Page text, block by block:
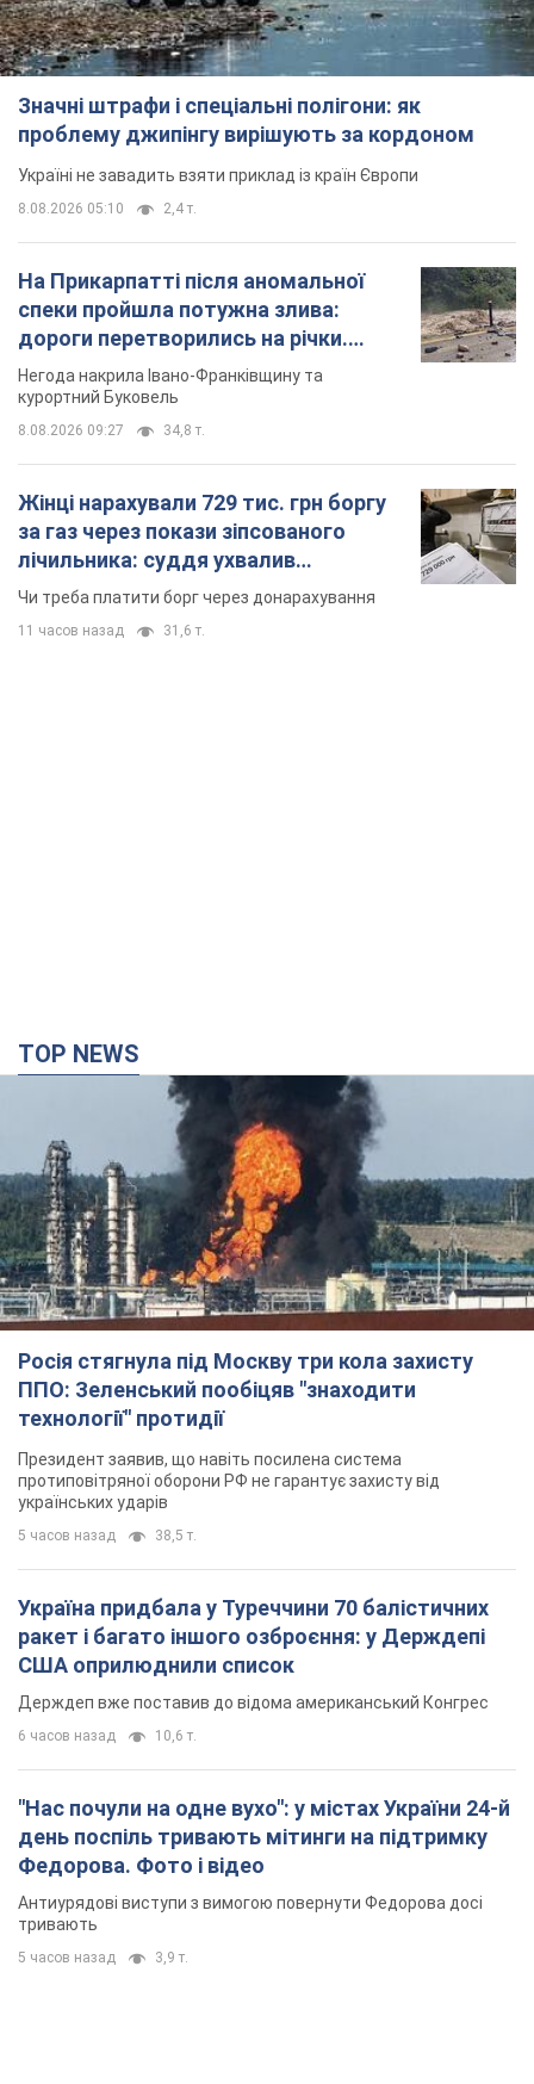
Значні штрафи і спеціальні полігони: як
проблему джипінгу вирішують за кордоном
Україні не завадить взяти приклад із країн Європи
8.08.2026 05:10 2,4 т.
На Прикарпатті після аномальної
спеки пройшла потужна злива:
дороги перетворились на річки.
Відео
Негода накрила Івано-Франківщину та
курортний Буковель
8.08.2026 09:27 34,8 т.
Жінці нарахували 729 тис. грн боргу
за газ через покази зіпсованого
лічильника: суддя ухвалив
неочікуване рішення
Чи треба платити борг через донарахування
11 часов назад 31,6 т.
TOP NEWS
Росія стягнула під Москву три кола захисту
ППО: Зеленський пообіцяв "знаходити
технології" протидії
Президент заявив, що навіть посилена система
протиповітряної оборони РФ не гарантує захисту від
українських ударів
5 часов назад 38,5 т.
Україна придбала у Туреччини 70 балістичних
ракет і багато іншого озброєння: у Держдепі
США оприлюднили список
Держдеп вже поставив до відома американський Конгрес
6 часов назад 10,6 т.
"Нас почули на одне вухо": у містах України 24-й
день поспіль тривають мітинги на підтримку
Федорова. Фото і відео
Антиурядові виступи з вимогою повернути Федорова досі
тривають
5 часов назад 3,9 т.